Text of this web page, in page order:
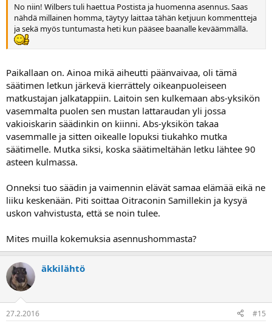
No niin! Wilbers tuli haettua Postista ja huomenna asennus. Saas
nähdä millainen homma, täytyy laittaa tähän ketjuun kommentteja
ja sekä myös tuntumasta heti kun pääsee baanalle keväämmällä.
Paikallaan on. Ainoa mikä aiheutti päänvaivaa, oli tämä
säätimen letkun järkevä kierrättely oikeanpuoleiseen
matkustajan jalkatappiin. Laitoin sen kulkemaan abs-yksikön
vasemmalta puolen sen mustan lattaraudan yli jossa
vakioiskarin säädinkin on kiinni. Abs-yksikön takaa
vasemmalle ja sitten oikealle lopuksi tiukahko mutka
säätimelle. Mutka siksi, koska säätimeltähän letku lähtee 90
asteen kulmassa.
Onneksi tuo säädin ja vaimennin elävät samaa elämää eikä ne
liiku keskenään. Piti soittaa Oitraconin Samillekin ja kysyä
uskon vahvistusta, että se noin tulee.
Mites muilla kokemuksia asennushommasta?
äkkilähtö
27.2.2016 #15